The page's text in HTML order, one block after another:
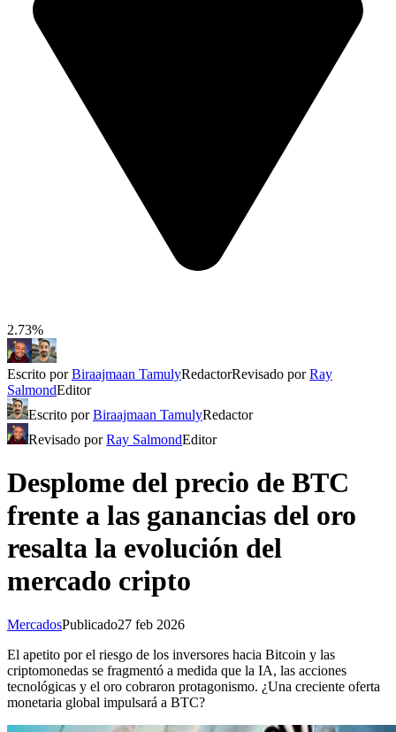
2.73%
Escrito porBiraajmaan TamulyRedactorRevisado porRay
SalmondEditor
Escrito porBiraajmaan TamulyRedactor
Revisado porRay SalmondEditor
Desplome del precio de BTC
frente a las ganancias del oro
resalta la evolución del
mercado cripto
MercadosPublicado27 feb 2026
El apetito por el riesgo de los inversores hacia Bitcoin y las
criptomonedas se fragmentó a medida que la IA, las acciones
tecnológicas y el oro cobraron protagonismo. ¿Una creciente oferta
monetaria global impulsará a BTC?